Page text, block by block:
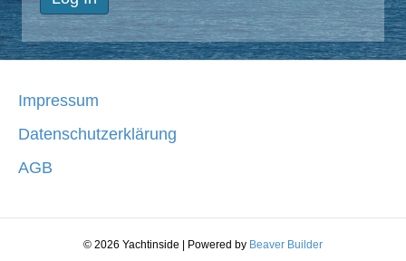
Impressum
Datenschutzerklärung
AGB
© 2026 Yachtinside Powered by Beaver Builder